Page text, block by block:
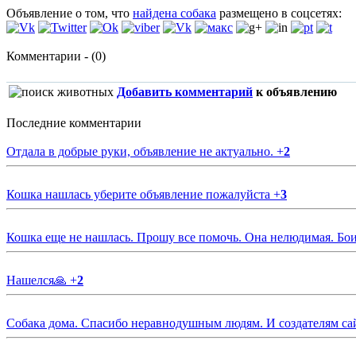
Объявление о том, что найдена собака размещено в соцсетях:
Комментарии - (0)
Добавить комментарий к объявлению
Последние комментарии
Отдала в добрые руки, объявление не актуально. +2
Кошка нашлась уберите объявление пожалуйста +3
Кошка еще не нашлась. Прошу все помочь. Она нелюдимая.
Нашелся🙏 +2
Собака дома. Спасибо неравнодушным людям. И создателям